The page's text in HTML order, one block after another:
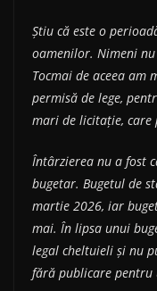
Știu că este o
oamenilor. Nimeni
Tocmai de aceea am
permisă de lege,
mari de licitație, care
Întârzierea nu a fost
bugetar. Bugetul de
martie 2026, iar
mai. În lipsa unui
legal cheltuieli și nu
fără publicare